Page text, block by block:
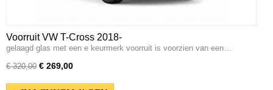
Voorruit VW T-Cross 2018-
gelaagd glas met een e keurmerk voorruit is voorzien van een…
€ 320,00 € 269,00